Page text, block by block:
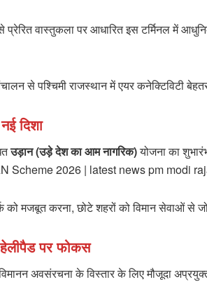
प्रेरित वास्तुकला पर आधारित इस टर्मिनल में
से पश्चिमी राजस्थान में एयर कनेक्टिविटी
दिशा
उड़ान (उड़े देश का आम नागरिक)योजना का
Scheme 2026 | latest news pm modi
को मजबूत करना, छोटे शहरों को विमान सेवाओं
पर फोकस
अवसंरचना के विस्तार के लिए मौजूदा